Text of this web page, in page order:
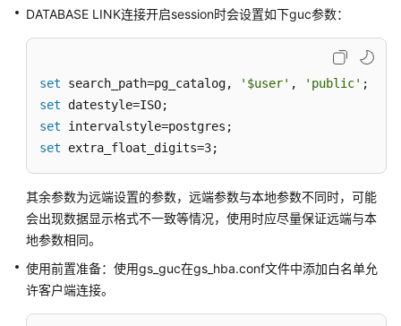
门
指
南
开
发
指
南
发
指
南
DATABASE LINK连接开启session时会设置如下guc参数：
set search_path=pg_catalog, '$user' , 'public'
set
set
set extra_float_digits=3;
其余参数为远端设置的参数，远端参数与本地参数不同时，可能
会出现数据显示格式不一致等情况，使用时应尽量保证远端与本
地参数相同。
使用前置准备：使用gs_guc在gs_hba.conf文件中添加白名单允
许客户端连接。